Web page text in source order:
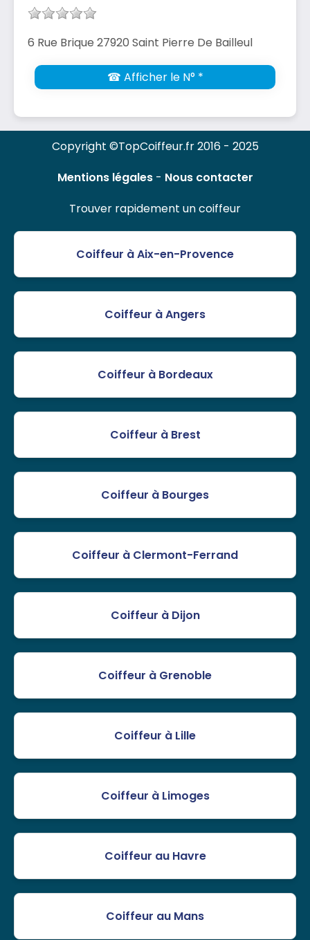
6 Rue Brique 27920 Saint Pierre De Bailleul
☎ Afficher le N° *
Copyright ©TopCoiffeur.fr 2016 - 2025
Mentions légales- Nous contacter
Trouver rapidement un coiffeur
Coiffeur à Aix-en-Provence
Coiffeur à Angers
Coiffeur à Bordeaux
Coiffeur à Brest
Coiffeur à Bourges
Coiffeur à Clermont-Ferrand
Coiffeur à Dijon
Coiffeur à Grenoble
Coiffeur à Lille
Coiffeur à Limoges
Coiffeur au Havre
Coiffeur au Mans